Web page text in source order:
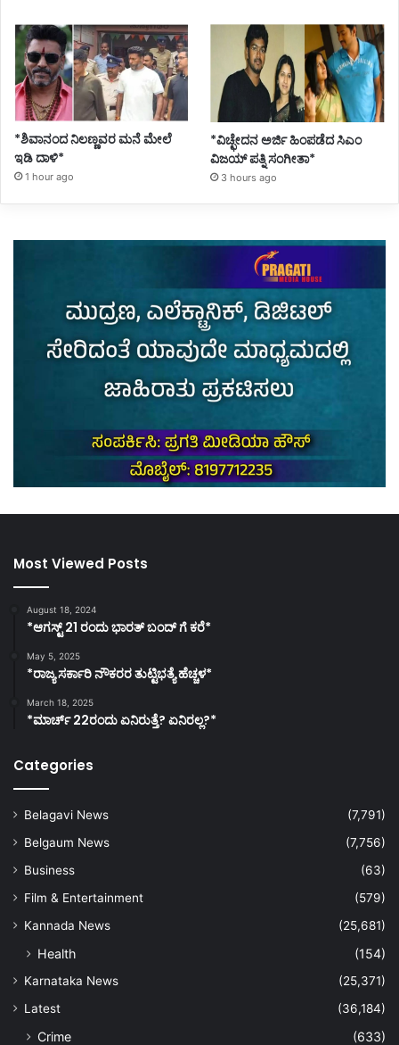
*ಶಿವಾನಂದ ನಿಲಣ್ಣವರ ಮನೆ ಮೇಲೆ
ಇಡಿ ದಾಳಿ*
1 hour ago
*ವಿಚ್ಛೇದನ ಅರ್ಜಿ ಹಿಂಪಡೆದ ಸಿಎಂ
ವಿಜಯ್ ಪತ್ನಿ ಸಂಗೀತಾ*
3 hours ago
Most Viewed Posts
August 18, 2024
*ಆಗಸ್ಟ್ 21 ರಂದು ಭಾರತ್‌ ಬಂದ್‌ ಗೆ ಕರೆ*
May 5, 2025
*ರಾಜ್ಯ ಸರ್ಕಾರಿ ನೌಕರರ ತುಟ್ಟಿಭತ್ಯೆ ಹೆಚ್ಚಳ*
March 18, 2025
*ಮಾರ್ಚ್ 22ರಂದು ಏನಿರುತ್ತೆ? ಏನಿರಲ್ಲ?*
Categories
Belagavi News
(7,791)
Belgaum News
(7,756)
Business
(63)
Film & Entertainment
(579)
Kannada News
(25,681)
Health (154)
Karnataka News
(25,371)
Latest
(36,184)
Crime
(633)